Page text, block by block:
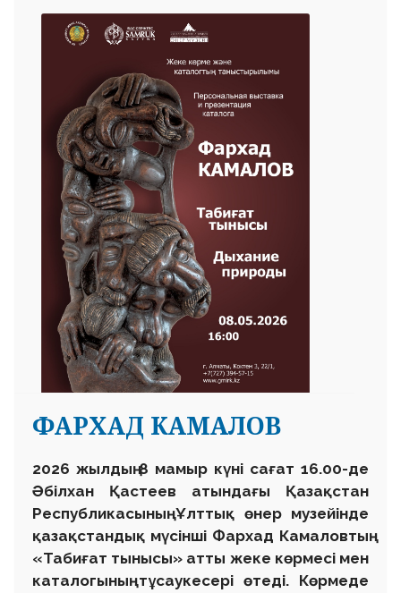
ФАРХАД КАМАЛОВ
2026 жылдың 8 мамыр күні сағат 16.00-де
Әбілхан Қастеев атындағы Қазақстан
Республикасының Ұлттық өнер музейінде
қазақстандық мүсінші Фархад Камаловтың
«Табиғат тынысы» атты жеке көрмесі мен
каталогының тұсаукесері өтеді. Көрмеде